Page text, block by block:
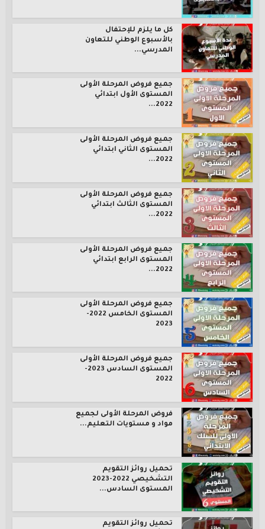
كل ما يلزم للإحتفال
بالأسبوع الوطني للتعاون
المدرسي...
جميع فروض المرحلة الأولى
المستوى الأول ابتدائي
2022...
جميع فروض المرحلة الأولى
المستوى الثاني ابتدائي
2022...
جميع فروض المرحلة الأولى
المستوى الثالث ابتدائي
2022...
جميع فروض المرحلة الأولى
المستوى الرابع ابتدائي
2022...
جميع فروض المرحلة الأولى
المستوى الخامس 2022-
2023
جميع فروض المرحلة الأولى
المستوى السادس 2023-
2022
فروض المرحلة الأولى لجميع
مواد و مستويات التعليم...
تحميل روائز التقويم
التشخيصي 2022-2023
المستوى السادس...
تحميل روائز التقويم